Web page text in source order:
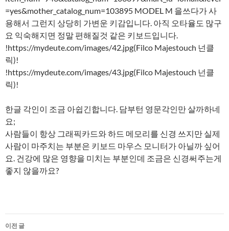
=yes&mother_catalog_num=103895 MODEL M 을쓰다가 사
용해서 그런지 상당히 가변운 키감입니다. 아직 오타율도 많구
요 익숙해지면 정말 편해질것 같은 키보드입니다.
!https://mydeute.com/images/42.jpg(Filco Majestouch 넌클
릭)!
!https://mydeute.com/images/43.jpg(Filco Majestouch 넌클
릭)!
한글 각인이 조금 아쉽긴합니다. 담부턴 영문각인만 살까하네
요;
사람들이 항상 그래픽카드와 하드 메모리를 신경 쓰지만 실제
사람이 마주치는 부분은 키보드 마우스 모니터가 아닐까 싶어
요. 건강에 많은 영향을 미치는 부분인데 조금은 신경써주는게
좋지 않을까요?
글
이전 글